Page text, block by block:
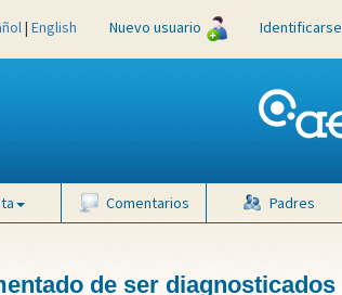
| English Nuevo usuario Identificarse
Comentarios Padres
de ser diagnosticados